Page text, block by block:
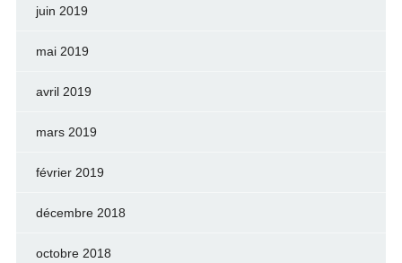
juin 2019
mai 2019
avril 2019
mars 2019
février 2019
décembre 2018
octobre 2018